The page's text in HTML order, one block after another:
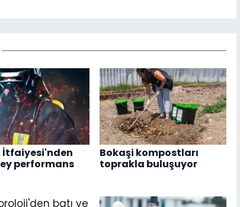
İtfaiyesi'nden
performans
Bokaşi kompostları
toprakla buluşuyor